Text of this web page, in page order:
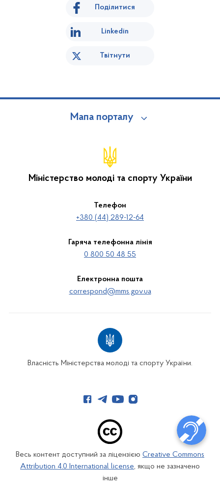
Поділитися
Linkedin
Твітнути
Мапа порталу
Міністерство молоді та спорту України
Телефон
+380 (44) 289-12-64
Гаряча телефонна лінія
0 800 50 48 55
Електронна пошта
correspond@mms.gov.ua
Власність Міністерства молоді та спорту України.
Весь контент доступний за ліцензією Creative Commons
Attribution 4.0 International license, якщо не зазначено
інше